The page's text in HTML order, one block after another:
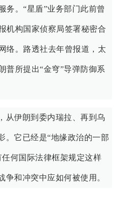
务。“星盾”业务部门此前曾
机构国家侦察局签署秘密合
络。路透社去年曾报道，太
普所提出“金穹”导弹防御系
从伊朗到委内瑞拉、再到乌
。它已经是“地缘政治的一部
何国际法律框架规定这样
争和冲突中应如何被使用。